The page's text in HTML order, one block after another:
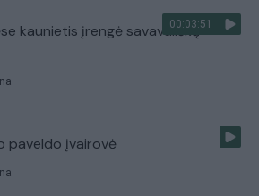
00:03:51
kaunietis įrengė savavališką
paveldo įvairovė